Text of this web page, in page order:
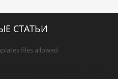
СТАТЬИ
files allowed